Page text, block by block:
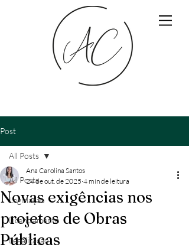
Post
All Posts
Legislação
Licenciamento
Legalização
All Posts
Novas exigências nos
projetos de Obras
Públicas
Ana Carolina Santos
24 de out. de 2025 4 min de leitura